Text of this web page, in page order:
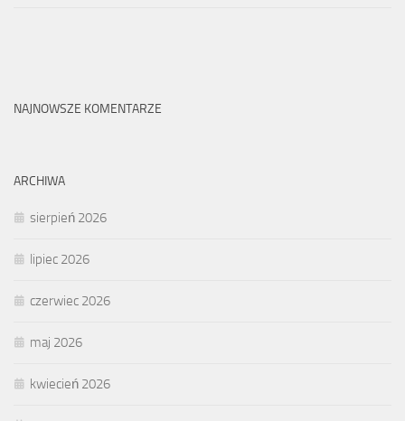
NAJNOWSZE KOMENTARZE
ARCHIWA
sierpień 2026
lipiec 2026
czerwiec 2026
maj 2026
kwiecień 2026